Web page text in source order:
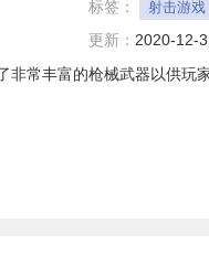
标签： 射击游戏
更新： 2020-12-
常丰富的枪械武器以供玩